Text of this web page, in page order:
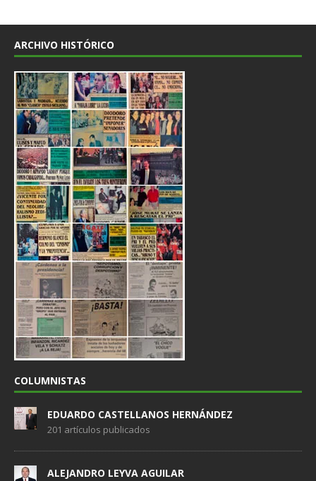
ARCHIVO HISTÓRICO
COLUMNISTAS
EDUARDO CASTELLANOS HERNÁNDEZ
201 artículos publicados
ALEJANDRO LEYVA AGUILAR